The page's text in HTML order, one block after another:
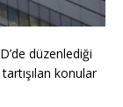
düzenlediği
konular